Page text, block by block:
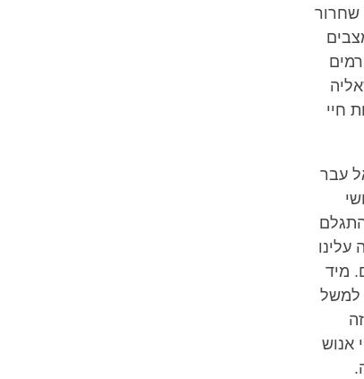
שחרור
חיי
עבר
עלינו
מיד
למשל
אנוש